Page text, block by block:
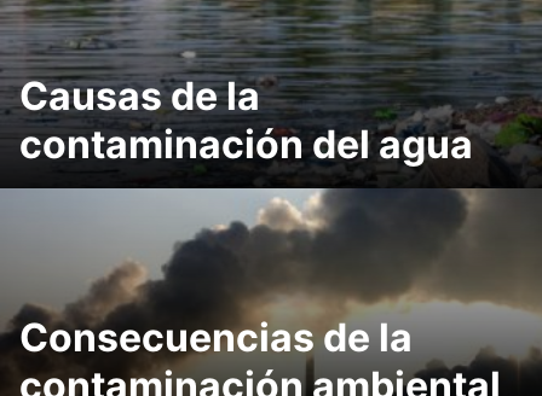
Causas de la
contaminación del agua
Consecuencias de la
contaminación ambiental